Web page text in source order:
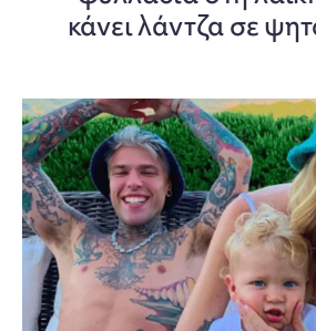
κάνει λάντζα σε